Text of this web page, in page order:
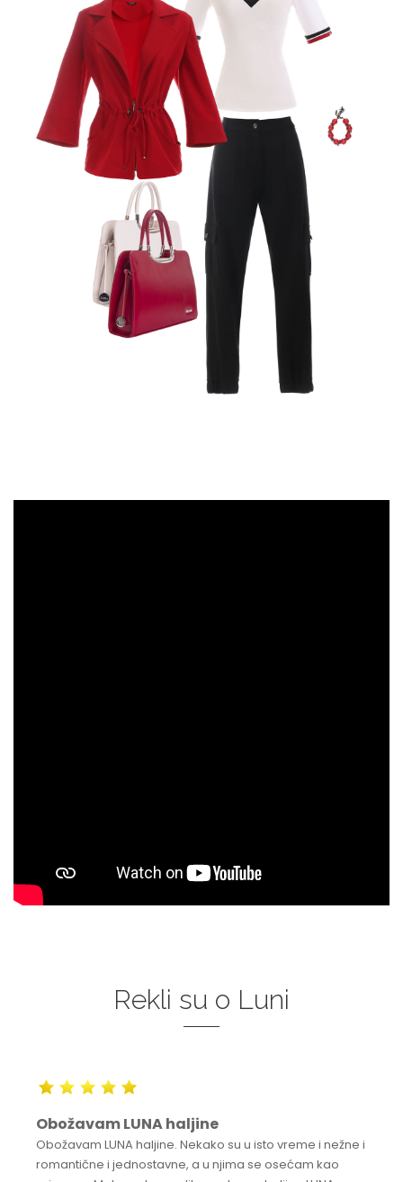
Rekli su o Luni
Obožavam LUNA haljine
Obožavam LUNA haljine. Nekako su u isto vreme i nežne i
romantične i jednostavne, a u njima se osećam kao